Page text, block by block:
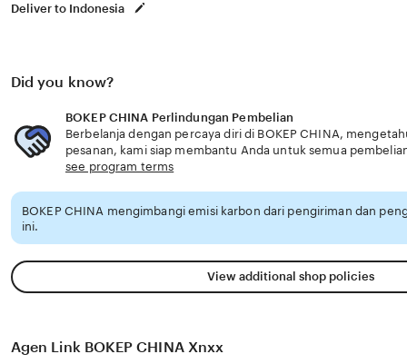
Deliver to Indonesia
Did you know?
BOKEP CHINA Perlindungan Pembelian
Berbelanja dengan percaya diri di BOKEP CHINA,
pesanan, kami siap membantu Anda untuk semua
see program terms
BOKEP CHINA mengimbangi emisi karbon dari pengiriman dan
ini.
View additional shop policies
Agen Link BOKEP CHINA Xnxx